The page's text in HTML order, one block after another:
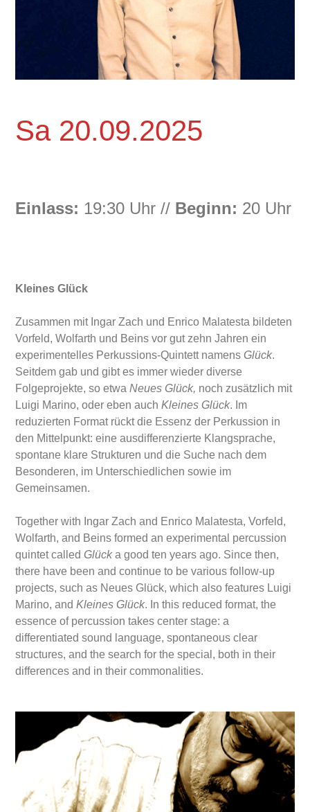
Sa 20.09.2025
Einlass: 19:30 Uhr // Beginn: 20 Uhr
Kleines Glück
Zusammen mit Ingar Zach und Enrico Malatesta bildeten
Vorfeld, Wolfarth und Beins vor gut zehn Jahren ein
experimentelles Perkussions-Quintett namensGlück.
Seitdem gab und gibt es immer wieder diverse
Folgeprojekte, so etwaNeues Glück, noch zusätzlich mit
Luigi Marino, oder eben auchKleines Glück. Im
reduzierten Format rückt die Essenz der Perkussion in
den Mittelpunkt: eine ausdifferenzierte Klangsprache,
spontane klare Strukturen und die Suche nach dem
Besonderen, im Unterschiedlichen sowie im
Gemeinsamen.
Together with Ingar Zach and Enrico Malatesta, Vorfeld,
Wolfarth, and Beins formed an experimental percussion
quintet calledGlücka good ten years ago. Since then,
there have been and continue to be various follow-up
projects, such as Neues Glück, which also features Luigi
Marino, andKleines Glück. In this reduced format, the
essence of percussion takes center stage: a
differentiated sound language, spontaneous clear
structures, and the search for the special, both in their
differences and in their commonalities.